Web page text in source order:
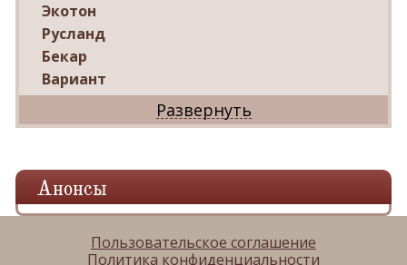
Экотон
Русланд
Бекар
Вариант
Дриада
Реал
Ваш Дом
Александр
Мир квартир
Панорама
Анонсы
Пользовательское соглашение
Политика конфиденциальности